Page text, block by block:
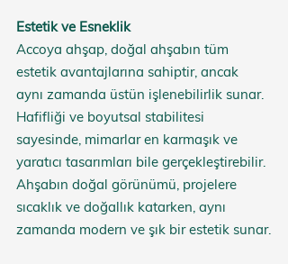
Estetik ve Esneklik
Accoya ahşap, doğal ahşabın tüm
estetik avantajlarına sahiptir, ancak
aynı zamanda üstün işlenebilirlik sunar.
Hafifliği ve boyutsal stabilitesi
sayesinde, mimarlar en karmaşık ve
yaratıcı tasarımları bile gerçekleştirebilir.
Ahşabın doğal görünümü, projelere
sıcaklık ve doğallık katarken, aynı
zamanda modern ve şık bir estetik sunar.